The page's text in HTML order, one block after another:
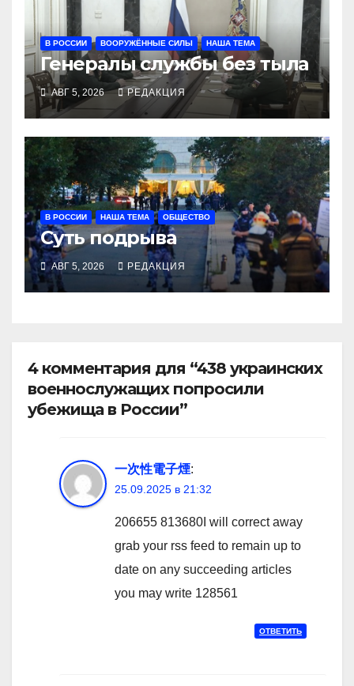
В РОССИИ ВООРУЖЁННЫЕ СИЛЫ НАША ТЕМА
Генералы службы без тыла
АВГ 5, 2026 РЕДАКЦИЯ
В РОССИИ НАША ТЕМА ОБЩЕСТВО
Суть подрыва
АВГ 5, 2026 РЕДАКЦИЯ
4 комментария для “438 украинских
военнослужащих попросили
убежища в России”
一次性電子煙:
25.09.2025 в 21:32
206655 813680I will correct away
grab your rss feed to remain up to
date on any succeeding articles
you may write 128561
ОТВЕТИТЬ